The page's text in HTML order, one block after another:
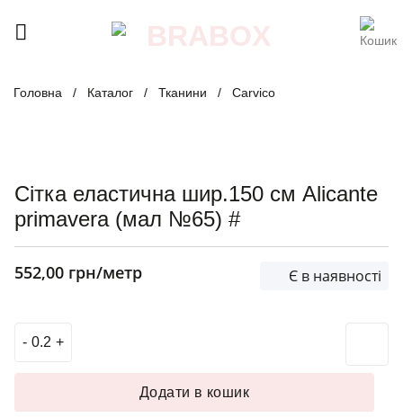
Головна / Каталог / Тканини / Carvico
Сітка еластична шир.150 см Alicante
primavera (мал №65) #
552,00 грн/метр Є в наявності
Сітка еластична шир.150 см Alicante primavera (мал №65)
Додати в кошик